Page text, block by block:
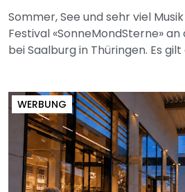
Sommer, See und sehr viel
Festival «SonneMondSterne»
bei Saalburg in Thüringen. Es gilt
WERBUNG